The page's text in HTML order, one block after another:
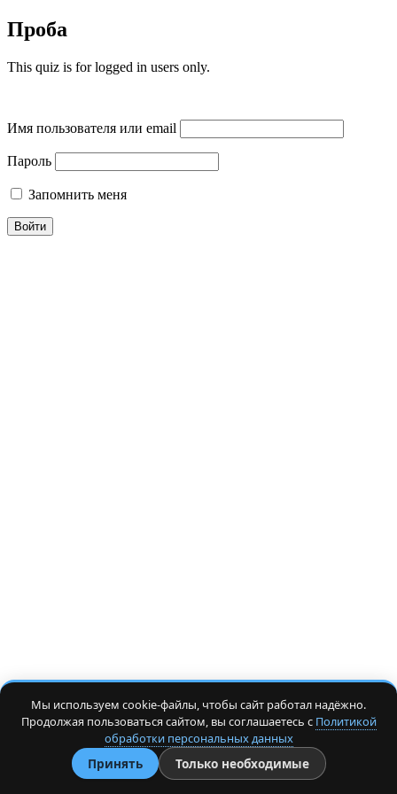
Мы используем cookie-файлы, чтобы сайт работал надёжно.
Продолжая пользоваться сайтом, вы соглашаетесь с Политикой
обработки персональных данных
Принять Только необходимые
Проба
This quiz is for logged in users only.
Имя пользователя или email
Пароль
Запомнить меня